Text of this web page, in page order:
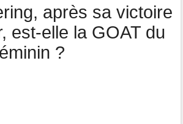
après sa victoire
est-elle la GOAT du
?